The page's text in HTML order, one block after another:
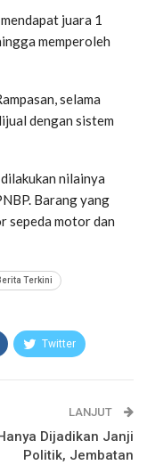
juara 1
memperoleh
selama
dengan sistem
nilainya
Barang yang
sepeda motor dan
Terkini
Twitter
LANJUT
Dijadikan Janji
Politik, Jembatan